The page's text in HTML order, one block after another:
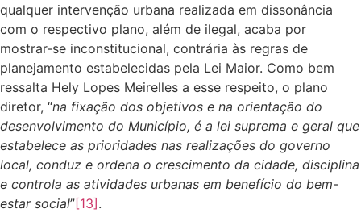
qualquer intervenção urbana realizada em dissonância
com o respectivo plano, além de ilegal, acaba por
mostrar-se inconstitucional, contrária às regras de
planejamento estabelecidas pela Lei Maior. Como bem
ressalta Hely Lopes Meirelles a esse respeito, o plano
diretor, “na fixação dos objetivos e na orientação do
desenvolvimento do Município, é a lei suprema e geral que
estabelece as prioridades nas realizações do governo
local, conduz e ordena o crescimento da cidade, disciplina
e controla as atividades urbanas em benefício do bem-
estar social”[13] .